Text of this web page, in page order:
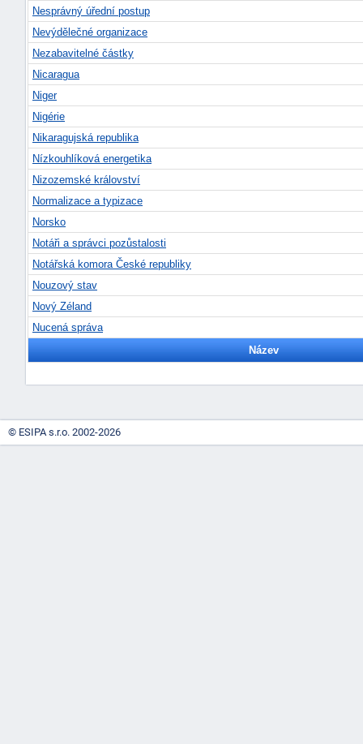
Nesprávný úřední postup
Nevýdělečné organizace
Nezabavitelné částky
Nicaragua
Niger
Nigérie
Nikaragujská republika
Nízkouhlíková energetika
Nizozemské království
Normalizace a typizace
Norsko
Notáři a správci pozůstalosti
Notářská komora České republiky
Nouzový stav
Nový Zéland
Nucená správa
Název
"náhradě
© ESIPA s.r.o. 2002-2026